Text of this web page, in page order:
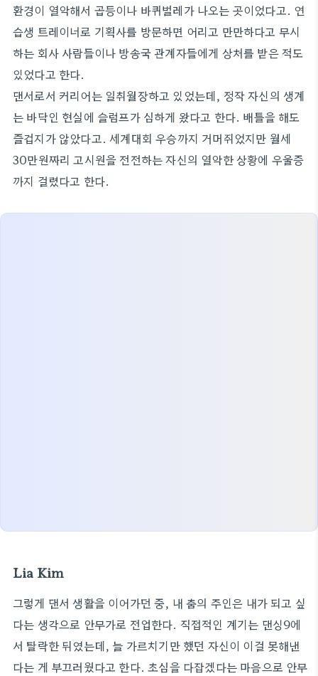
환경이 열악해서 곱등이나 바퀴벌레가 나오는 곳이었다고. 연
습생 트레이너로 기획사를 방문하면 어리고 만만하다고 무시
하는 회사 사람들이나 방송국 관계자들에게 상처를 받은 적도
있었다고 한다.
댄서로서 커리어는 일취월장하고 있었는데, 정작 자신의 생계
는 바닥인 현실에 슬럼프가 심하게 왔다고 한다. 배틀을 해도
즐겁지가 않았다고. 세계대회 우승까지 거머쥐었지만 월세
30만원짜리 고시원을 전전하는 자신의 열악한 상황에 우울증
까지 걸렸다고 한다.
Lia Kim
그렇게 댄서 생활을 이어가던 중, 내 춤의 주인은 내가 되고 싶
다는 생각으로 안무가로 전업한다. 직접적인 계기는 댄싱9에
서 탈락한 뒤였는데, 늘 가르치기만 했던 자신이 이걸 못해낸
다는 게 부끄러웠다고 한다. 초심을 다잡겠다는 마음으로 안무